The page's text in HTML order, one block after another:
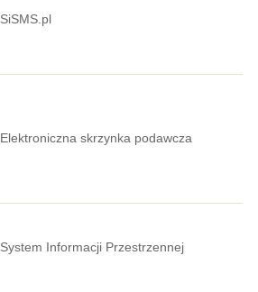
SiSMS.pl
Elektroniczna skrzynka podawcza
System Informacji Przestrzennej